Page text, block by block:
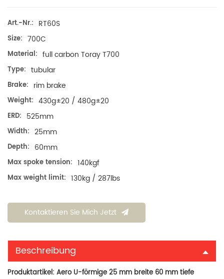
Art.-Nr.: RT60S
Size: 700C
Material: full carbon Toray T700
Type: tubular
Brake: rim brake
Weight: 430g±20 / 480g±20
ERD: 525mm
Width: 25mm
Depth: 60mm
Max spoke tension: 140kgf
Max weight limit: 130kg / 287lbs
Kontaktieren Sie Mich Jetzt
Beschreibung
Produktartikel: Aero U-förmige 25 mm breite 60 mm tiefe